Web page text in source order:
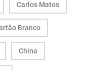
Carlos Matos
Branco
China